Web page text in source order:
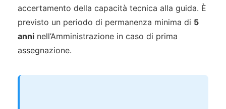
accertamento della capacità tecnica alla guida. È
previsto un periodo di permanenza minima di 5
anni nell’Amministrazione in caso di prima
assegnazione.